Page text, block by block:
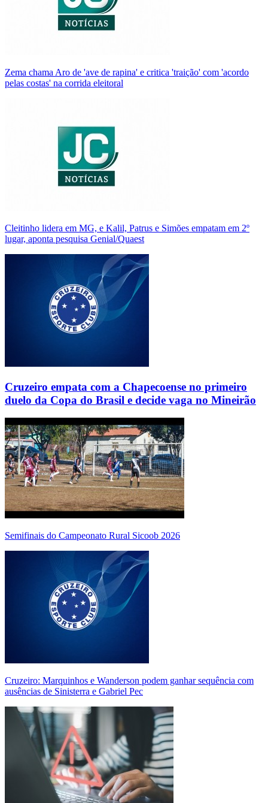
Zema chama Aro de 'ave de rapina' e critica 'traição' com 'acordo
pelas costas' na corrida eleitoral
Cleitinho lidera em MG, e Kalil, Patrus e Simões empatam em 2º
lugar, aponta pesquisa Genial/Quaest
Cruzeiro empata com a Chapecoense no primeiro
duelo da Copa do Brasil e decide vaga no Mineirão
Semifinais do Campeonato Rural Sicoob 2026
Cruzeiro: Marquinhos e Wanderson podem ganhar sequência com
ausências de Sinisterra e Gabriel Pec